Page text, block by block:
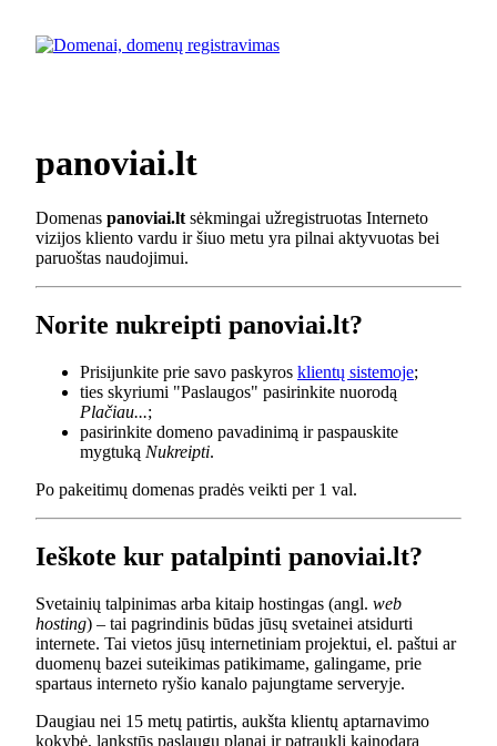
panoviai.lt
Domenas panoviai.lt sėkmingai užregistruotas Interneto
vizijos kliento vardu ir šiuo metu yra pilnai aktyvuotas bei
paruoštas naudojimui.
Norite nukreipti panoviai.lt?
Prisijunkite prie savo paskyros klientų sistemoje;
ties skyriumi "Paslaugos" pasirinkite nuorodą
Plačiau...;
pasirinkite domeno pavadinimą ir paspauskite
mygtuką Nukreipti.
Po pakeitimų domenas pradės veikti per 1 val.
Ieškote kur patalpinti panoviai.lt?
Svetainių talpinimas arba kitaip hostingas (angl. web
hosting) – tai pagrindinis būdas jūsų svetainei atsidurti
internete. Tai vietos jūsų internetiniam projektui, el. paštui ar
duomenų bazei suteikimas patikimame, galingame, prie
spartaus interneto ryšio kanalo pajungtame serveryje.
Daugiau nei 15 metų patirtis, aukšta klientų aptarnavimo
kokybė, lankstūs paslaugų planai ir patraukli kainodara